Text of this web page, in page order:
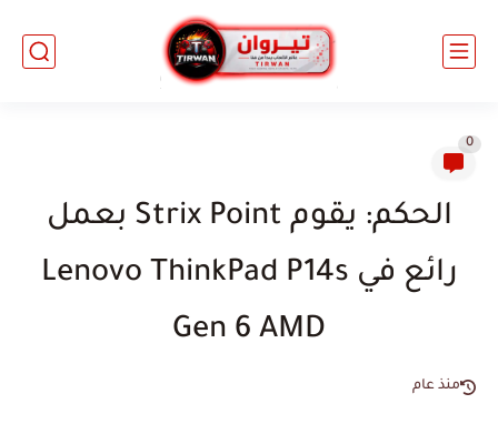
0
الحكم: يقوم Strix Point بعمل
رائع في Lenovo ThinkPad P14s
Gen 6 AMD
منذ عام